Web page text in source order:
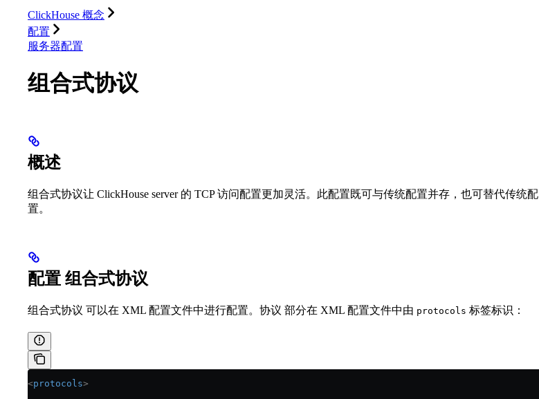
ClickHouse 概念
配置
服务器配置
组合式协议
概述
组合式协议让 ClickHouse server 的 TCP 访问配置更加灵活。此配置既可与传统配置并存，也可替代传统配
置。
配置 组合式协议
组合式协议 可以在 XML 配置文件中进行配置。协议 部分在 XML 配置文件中由 protocols 标签标识：
<protocols>